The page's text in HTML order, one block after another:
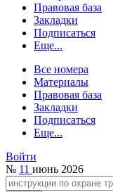
Правовая база
Закладки
Подписаться
Еще...
Все номера
Материалы
Правовая база
Закладки
Подписаться
Еще...
Войти
№ 11 июнь 2026